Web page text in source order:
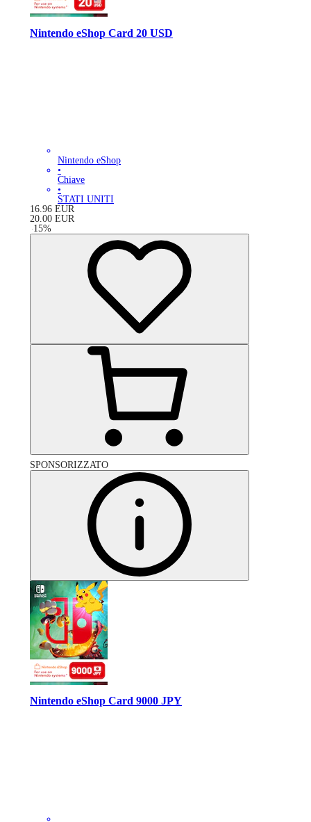
Nintendo eShop Card 20 USD
Nintendo eShop
•
Chiave
•
STATI UNITI
16.96 EUR
20.00 EUR
-15%
SPONSORIZZATO
Nintendo eShop Card 9000 JPY